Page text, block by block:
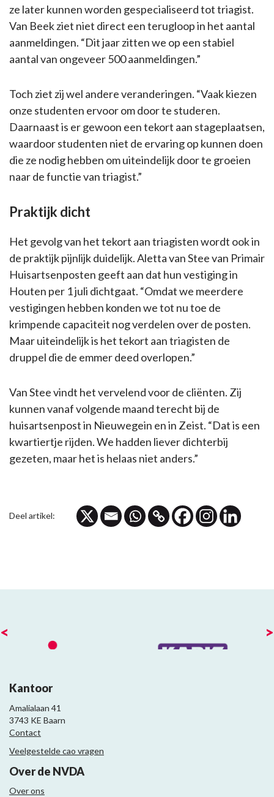
ze later kunnen worden gespecialiseerd tot triagist.
Van Beek ziet niet direct een terugloop in het aantal
aanmeldingen. “Dit jaar zitten we op een stabiel
aantal van ongeveer 500 aanmeldingen.”
Toch ziet zij wel andere veranderingen. “Vaak kiezen
onze studenten ervoor om door te studeren.
Daarnaast is er gewoon een tekort aan stageplaatsen,
waardoor studenten niet de ervaring op kunnen doen
die ze nodig hebben om uiteindelijk door te groeien
naar de functie van triagist.”
Praktijk dicht
Het gevolg van het tekort aan triagisten wordt ook in
de praktijk pijnlijk duidelijk. Aletta van Stee van Primair
Huisartsenposten geeft aan dat hun vestiging in
Houten per 1 juli dichtgaat. “Omdat we meerdere
vestigingen hebben konden we tot nu toe de
krimpende capaciteit nog verdelen over de posten.
Maar uiteindelijk is het tekort aan triagisten de
druppel die de emmer deed overlopen.”
Van Stee vindt het vervelend voor de cliënten. Zij
kunnen vanaf volgende maand terecht bij de
huisartsenpost in Nieuwegein en in Zeist. “Dat is een
kwartiertje rijden. We hadden liever dichterbij
gezeten, maar het is helaas niet anders.”
Deel artikel:
< >
Kantoor
Amalialaan 41
3743 KE Baarn
Contact
Veelgestelde cao vragen
Over de NVDA
Over ons